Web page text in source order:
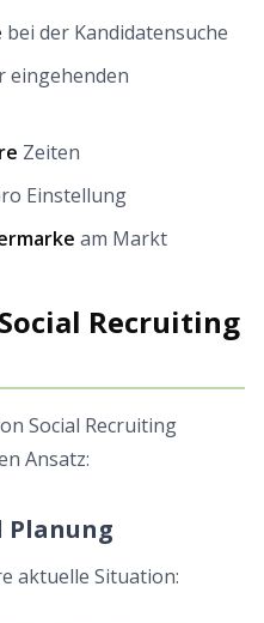
bei der Kandidatensuche
eingehenden
Zeiten
Einstellung
am Markt
Recruiting
Social Recruiting
Ansatz:
Planung
aktuelle Situation: